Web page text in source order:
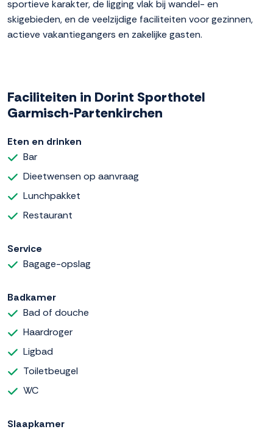
sportieve karakter, de ligging vlak bij wandel- en
skigebieden, en de veelzijdige faciliteiten voor gezinnen,
actieve vakantiegangers en zakelijke gasten.
Faciliteiten in Dorint Sporthotel
Garmisch-Partenkirchen
Eten en drinken
Bar
Dieetwensen op aanvraag
Lunchpakket
Restaurant
Service
Bagage-opslag
Badkamer
Bad of douche
Haardroger
Ligbad
Toiletbeugel
WC
Slaapkamer